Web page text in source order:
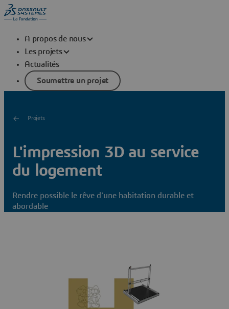
A propos de nous
Les projets
Actualités
Soumettre un projet
Projets
L'impression 3D au service
du logement
Rendre possible le rêve d’une habitation durable et
abordable